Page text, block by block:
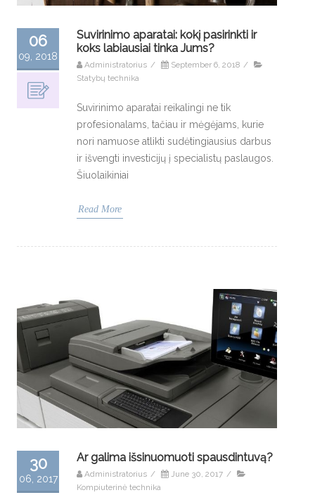
06
09, 2018
Suvirinimo aparatai: kokį pasirinkti ir
koks labiausiai tinka Jums?
Administratorius / September 6, 2018 /
Statybų technika
Suvirinimo aparatai reikalingi ne tik
profesionalams, tačiau ir mėgėjams, kurie
nori namuose atlikti sudėtingiausius darbus
ir išvengti investicijų į specialistų paslaugos.
Šiuolaikiniai
Read More
30
06, 2017
Ar galima išsinuomuoti spausdintuvą?
Administratorius / June 30, 2017 /
Kompiuterinė technika